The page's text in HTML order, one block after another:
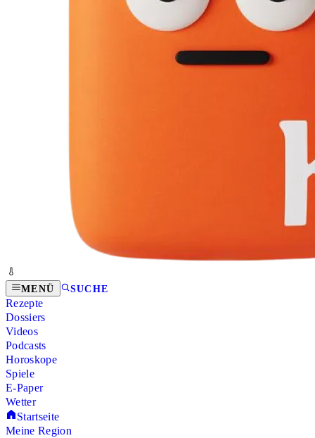
MENÜ SUCHE
Rezepte
Dossiers
Videos
Podcasts
Horoskope
Spiele
E-Paper
Wetter
Startseite
Meine Region